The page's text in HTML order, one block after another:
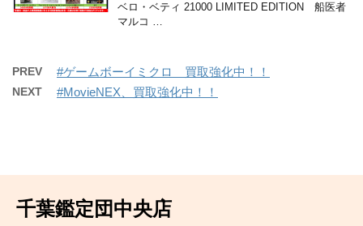
ベロ・ベティ 21000 LIMITED EDITION 船医者
マルコ …
PREV #ゲームボーイミクロ 買取強化中！！
NEXT #MovieNEX、買取強化中！！
千葉鑑定団中央店